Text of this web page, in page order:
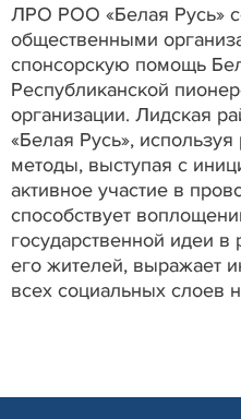
ЛРО РОО «Белая Русь»
общественными
спонсорскую помощь
Республиканской
организации. Лидская
«Белая Русь»,
методы, выступая с
активное участие в
способствует
государственной идеи
его жителей, выражает
всех социальных слоев